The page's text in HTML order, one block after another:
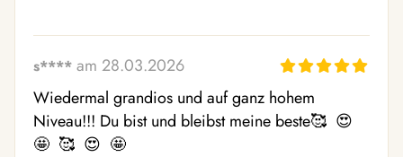
s**** am 28.03.2026
Wiedermal grandios und auf ganz hohem
Niveau!!! Du bist und bleibst meine beste🥰  😍
🤩  🥰  😍  🤩